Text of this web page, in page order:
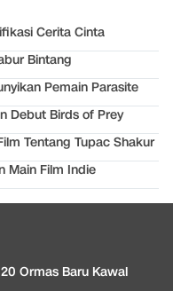
Cerita Cinta
Bintang
Pemain Parasite
Debut Birds of Prey
Tentang Tupac Shakur
Main Film Indie
Ormas Baru Kawal